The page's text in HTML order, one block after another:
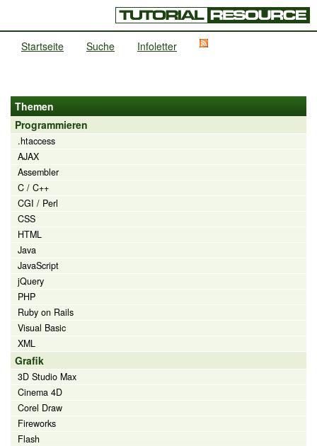
Startseite Suche Infoletter
Themen
Programmieren
.htaccess
AJAX
Assembler
C / C++
CGI / Perl
CSS
HTML
Java
JavaScript
jQuery
PHP
Ruby on Rails
Visual Basic
XML
Grafik
3D Studio Max
Cinema 4D
Corel Draw
Fireworks
Flash